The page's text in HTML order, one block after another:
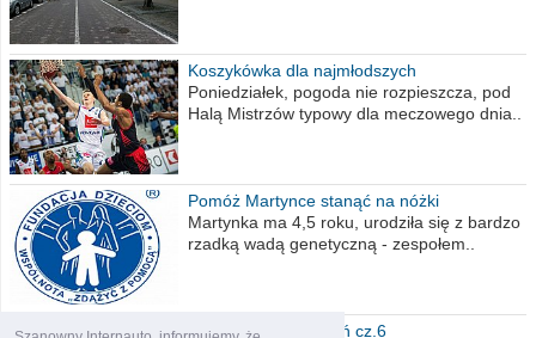
Koszykówka dla najmłodszych
Poniedziałek, pogoda nie rozpieszcza, pod
Halą Mistrzów typowy dla meczowego dnia..
Pomóż Martynce stanąć na nóżki
Martynka ma 4,5 roku, urodziła się z bardzo
rzadką wadą genetyczną - zespołem..
Polska moich marzeń cz.6